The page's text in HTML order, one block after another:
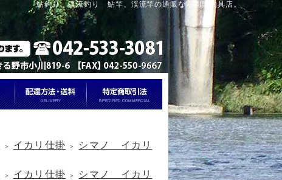
鮎釣り、渓流釣り 鮎竿、渓流竿の通販なら岡野釣具店。
＞ イカリ仕掛 ＞
シマノ イカリ
＞ イカリ仕掛 ＞
シマノ イカリ